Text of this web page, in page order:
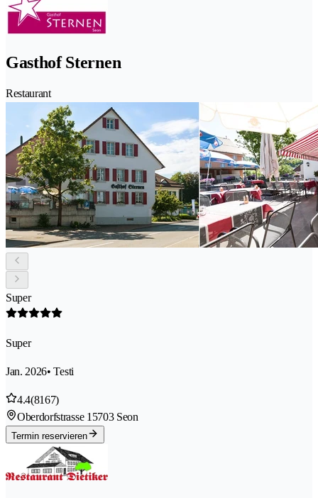
Gasthof Sternen
Restaurant
Super
Super
Jan. 2026• Testi
4.4(8167)
Oberdorfstrasse 1 5703 Seon
Termin reservieren